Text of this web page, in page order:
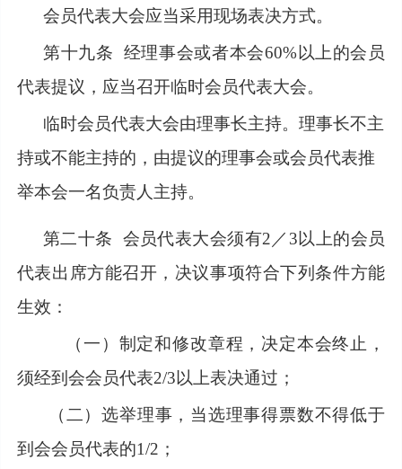
会员代表大会应当采用现场表决方式。
第十九条 经理事会或者本会60%以上的会员
代表提议，应当召开临时会员代表大会。
临时会员代表大会由理事长主持。理事长不主
持或不能主持的，由提议的理事会或会员代表推
举本会一名负责人主持。
第二十条 会员代表大会须有2／3以上的会员
代表出席方能召开，决议事项符合下列条件方能
生效：
（一）制定和修改章程，决定本会终止，
须经到会会员代表2/3以上表决通过；
（二）选举理事，当选理事得票数不得低于
到会会员代表的1/2；